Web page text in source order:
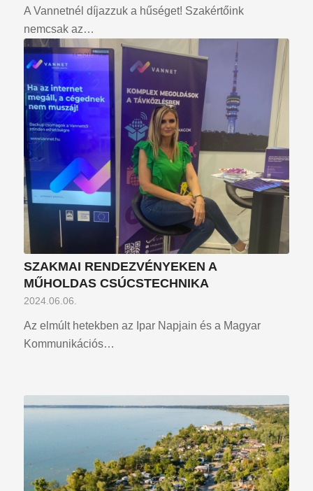
A Vannetnél díjazzuk a hűséget! Szakértőink
nemcsak az…
SZAKMAI RENDEZVÉNYEKEN A
MŰHOLDAS CSÚCSTECHNIKA
2024.06.06.
Az elmúlt hetekben az Ipar Napjain és a Magyar
Kommunikációs…